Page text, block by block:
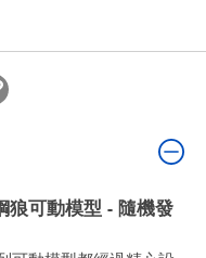
狼可動模型 - 隨機發